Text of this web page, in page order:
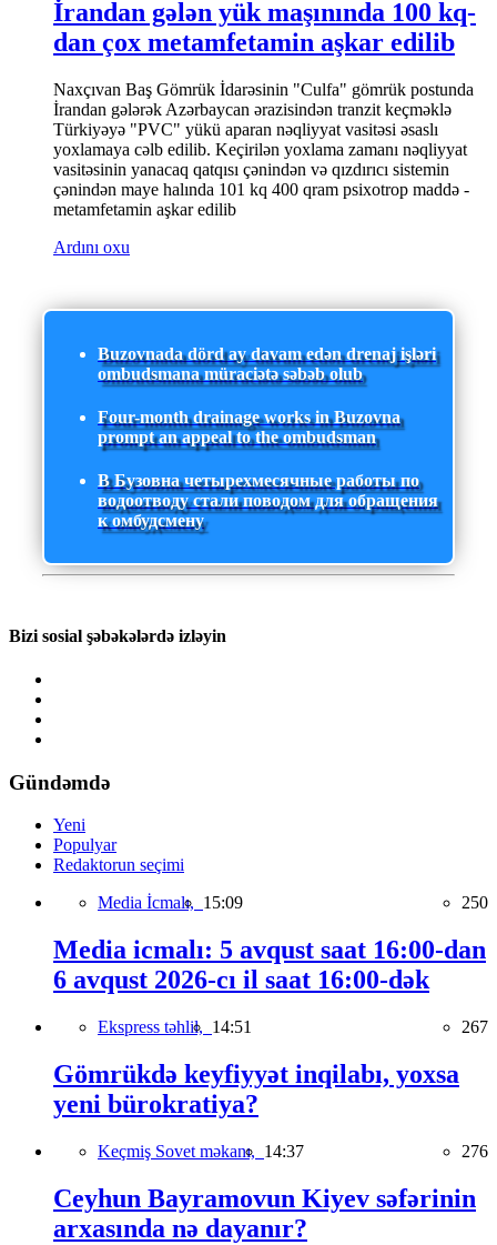
İrandan gələn yük maşınında 100 kq-
dan çox metamfetamin aşkar edilib
Naxçıvan Baş Gömrük İdarəsinin "Culfa" gömrük postunda
İrandan gələrək Azərbaycan ərazisindən tranzit keçməklə
Türkiyəyə "PVC" yükü aparan nəqliyyat vasitəsi əsaslı
yoxlamaya cəlb edilib. Keçirilən yoxlama zamanı nəqliyyat
vasitəsinin yanacaq qatqısı çənindən və qızdırıcı sistemin
çənindən maye halında 101 kq 400 qram psixotrop maddə -
metamfetamin aşkar edilib
Ardını oxu
Buzovnada dörd ay davam edən drenaj işləri
ombudsmana müraciətə səbəb olub
Four-month drainage works in Buzovna
prompt an appeal to the ombudsman
В Бузовна четырехмесячные работы по
водоотводу стали поводом для обращения
к омбудсмену
Bizi sosial şəbəkələrdə izləyin
Gündəmdə
Yeni
Populyar
Redaktorun seçimi
Media İcmalı, 15:09 250
Media icmalı: 5 avqust saat 16:00-dan
6 avqust 2026-cı il saat 16:00-dək
Ekspress təhlil, 14:51 267
Gömrükdə keyfiyyət inqilabı, yoxsa
yeni bürokratiya?
Keçmiş Sovet məkanı, 14:37 276
Ceyhun Bayramovun Kiyev səfərinin
arxasında nə dayanır?